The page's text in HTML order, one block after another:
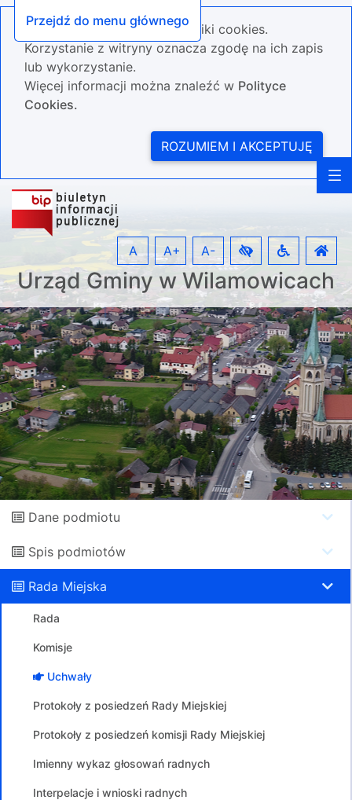
Przejdź do menu głównego
Nasza strona wykorzystuje pliki cookies.
Korzystanie z witryny oznacza zgodę na ich zapis
lub wykorzystanie.
Więcej informacji można znaleźć w Polityce
Cookies.
ROZUMIEM I AKCEPTUJĘ
Urząd Gminy w Wilamowicach
A A+ A-
Dane podmiotu
Spis podmiotów
Rada Miejska
Rada
Komisje
Uchwały
Protokoły z posiedzeń Rady Miejskiej
Protokoły z posiedzeń komisji Rady Miejskiej
Imienny wykaz głosowań radnych
Interpelacje i wnioski radnych